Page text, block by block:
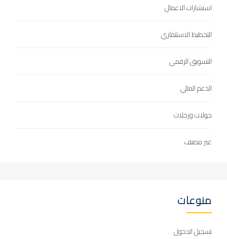
استشارات الاعمال
التخطيط الاستثماري
التسويق الرقمي
الدعم المالي
جولات ورحلات
غير مصنف
منوعات
تسجيل الدخول